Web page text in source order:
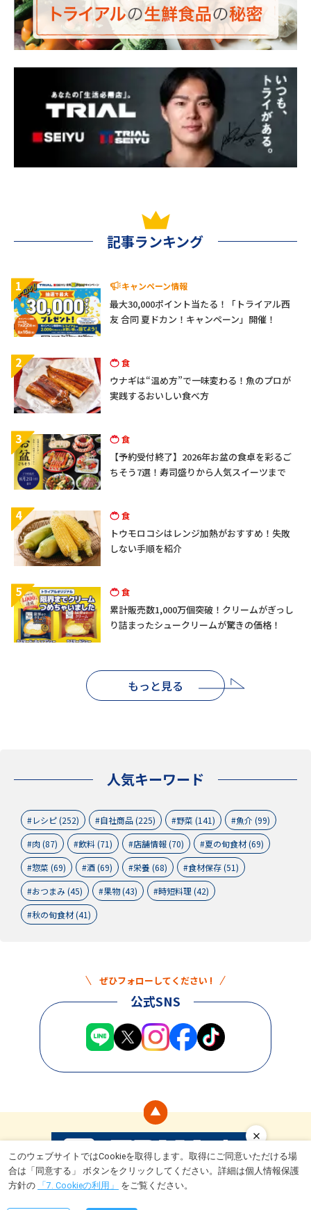
このウェブサイトではCookieを取得します。取得にご同意いただける場
合は「同意する」 ボタンをクリックしてください。詳細は個人情報保護
方針の
「7. Cookieの利用」 をご覧ください。
記事ランキング
1 キャンペーン情報
最大30,000ポイント当たる！「トライアル西
友 合同 夏ドカン！キャンペーン」開催！
2 食
ウナギは“温め方”で一味変わる！魚のプロが
実践するおいしい食べ方
3 食
【予約受付終了】2026年お盆の食卓を彩るご
ちそう7選！寿司盛りから人気スイーツまで
4 食
トウモロコシはレンジ加熱がおすすめ！失敗
しない手順を紹介
5 食
累計販売数1,000万個突破！クリームがぎっし
り詰まったシュークリームが驚きの価格！
もっと見る
人気キーワード
レシピ (252) 自社商品 (225) 野菜 (141)
魚介 (99)
肉 (87)
飲料 (71) 店舗情報 (70)
夏の旬食材 (69)
惣菜 (69)
酒 (69) 栄養 (68)
食材保存 (51)
おつまみ (45)
果物 (43)
時短料理 (42)
秋の旬食材 (41)
ぜひフォローしてください !
公式SNS
食 ライフスタイル トライアルとは キャンペーン情報 運営会社